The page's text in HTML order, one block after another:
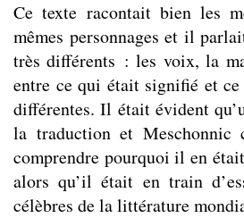
Ce texte racontait bien les
mêmes personnages et il
très différents : les voix, la
entre ce qui était signifié et
différentes. Il était évident
la traduction et Meschonnic
comprendre pourquoi il en
alors qu’il était en train
célèbres de la littérature